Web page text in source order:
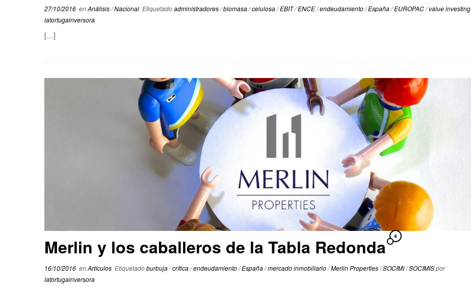
27/10/2016 enAnálisis/Nacional Etiquetadoadministradores/biomasa/celulosa/EBIT/ENCE/endeudamiento/España/EUROPAC/value investing
latortugainversora
[…]
Merlin y los caballeros de la Tabla Redonda 4
16/10/2016 enArtículos Etiquetadoburbuja/crítica/endeudamiento/España/mercado inmobiliario/Merlin Properties/SOCIMI/SOCIMISpor
latortugainversora